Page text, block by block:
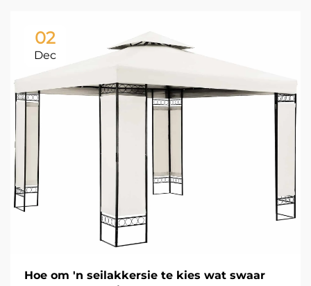
02
Dec
Hoe om 'n seilakkersie te kies wat swaar